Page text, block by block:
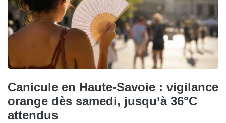
Canicule en Haute-Savoie : vigilance
orange dès samedi, jusqu’à 36°C
attendus